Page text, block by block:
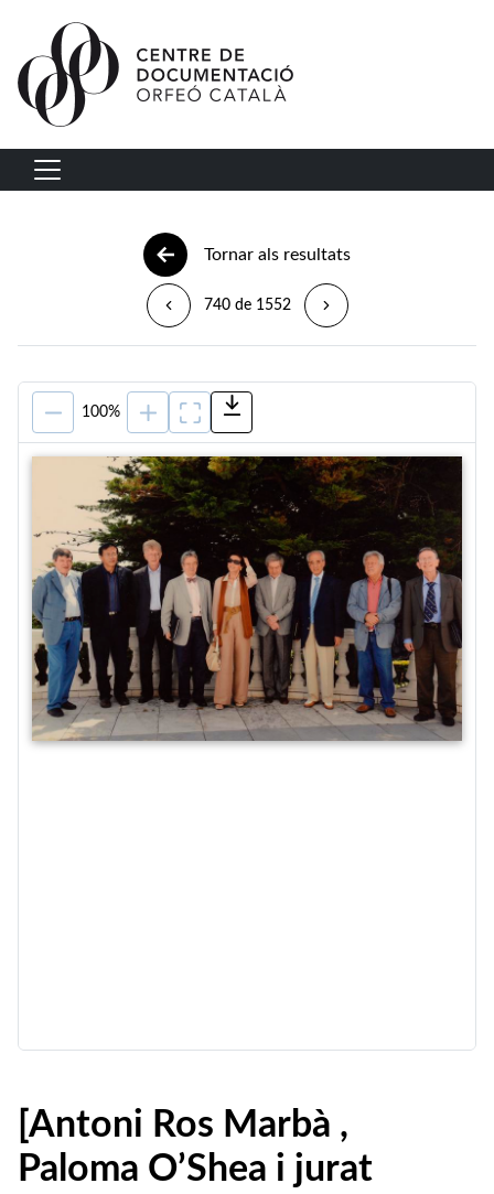
Vés al contingut
Navegació principal
Tornar als resultats
740 de 1552
100%
[Antoni Ros Marbà ,
Paloma O’Shea i jurat